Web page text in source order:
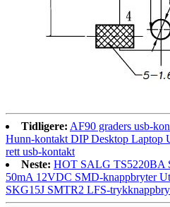
Tidligere: AF90 graders usb-
Hunn-kontakt DIP Desktop Laptop
rett usb-kontakt
Neste: HOT SALG
50mA 12VDC SMD-knappbryter
SKG15J SMTR2 LFS-